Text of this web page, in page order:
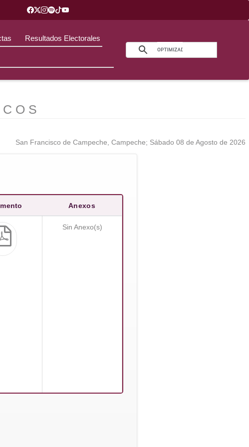
Resultados Electorales
O S
San Francisco de Campeche, Campeche; Sábado 08 de Agosto de 2026
Anexos
Sin Anexo(s)